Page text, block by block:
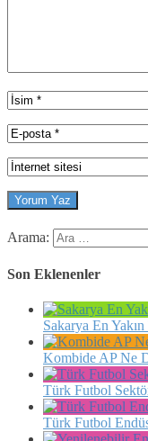
Arama:
Son Eklenenler
Sakarya En
Kombide AP Ne
Türk Futbol
Türk Futbol